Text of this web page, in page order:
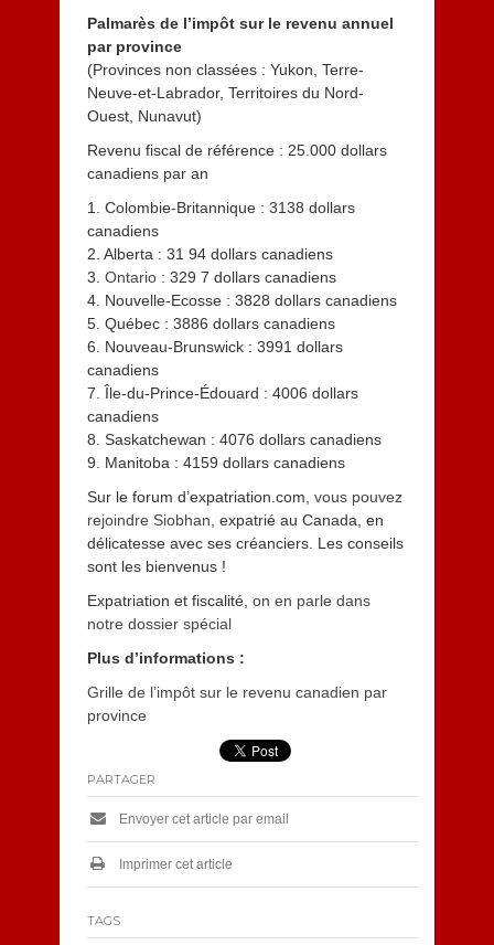
Palmarès de l’impôt sur le revenu annuel
par province
(Provinces non classées : Yukon, Terre-
Neuve-et-Labrador, Territoires du Nord-
Ouest, Nunavut)
Revenu fiscal de référence : 25.000 dollars
canadiens par an
1. Colombie-Britannique : 3138 dollars
canadiens
2. Alberta : 31 94 dollars canadiens
3. Ontario: 329 7 dollars canadiens
4. Nouvelle-Ecosse : 3828 dollars canadiens
5. Québec : 3886 dollars canadiens
6. Nouveau-Brunswick : 3991 dollars
canadiens
7. Île-du-Prince-Édouard : 4006 dollars
canadiens
8. Saskatchewan : 4076 dollars canadiens
9. Manitoba : 4159 dollars canadiens
Sur le forum d’expatriation.com, vous pouvez
rejoindre Siobhan, expatrié au Canada, en
délicatesse avec ses créanciers. Les conseils
sont les bienvenus !
Expatriation et fiscalité, on en parle dans
notre dossier spécial
Plus d’informations :
Grille de l’impôt sur le revenu canadien par
province
PARTAGER
Envoyer cet article par email
Imprimer cet article
TAGS